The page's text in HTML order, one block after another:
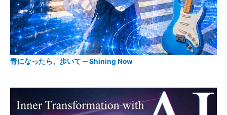
青になったら、歩いて ─ Shining Now